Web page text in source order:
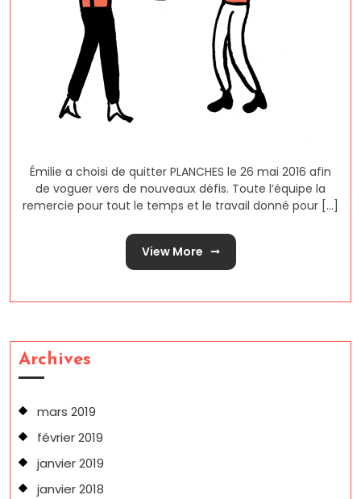
Émilie a choisi de quitter PLANCHES le 26 mai 2016 afin
de voguer vers de nouveaux défis. Toute l’équipe la
remercie pour tout le temps et le travail donné pour [...]
View More
Archives
mars 2019
février 2019
janvier 2019
janvier 2018